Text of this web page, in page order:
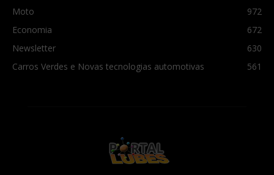
Moto
972
Economia
672
Newsletter
630
Carros Verdes e Novas tecnologias automotivas
561